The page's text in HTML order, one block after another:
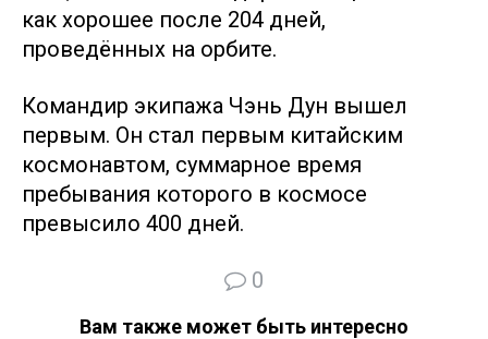
как хорошее после 204 дней,
проведённых на орбите.
Командир экипажа Чэнь Дун вышел
первым. Он стал первым китайским
космонавтом, суммарное время
пребывания которого в космосе
превысило 400 дней.
0
Вам также может быть интересно